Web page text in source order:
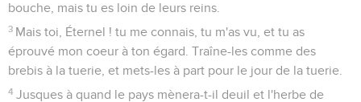
bouche, mais tu es loin de leurs reins.
3 Mais toi, Éternel ! tu me connais, tu m'as vu, et tu as
éprouvé mon coeur à ton égard. Traîne-les comme des
brebis à la tuerie, et mets-les à part pour le jour de la tuerie.
4 Jusques à quand le pays mènera-t-il deuil et l'herbe de